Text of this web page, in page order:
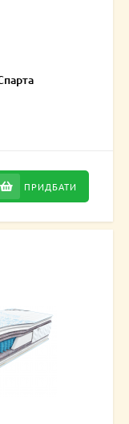
ПРИДБАТИ